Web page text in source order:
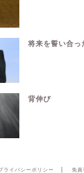
将来を誓い合っ
背伸び
ライバシーポリシー 免責